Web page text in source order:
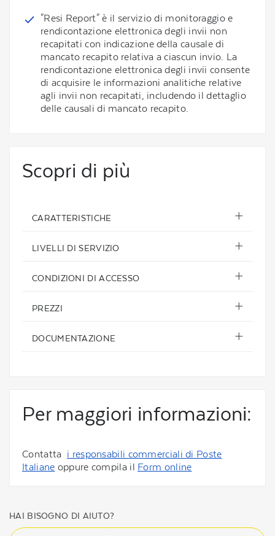
"Resi Report" è il servizio di monitoraggio e
rendicontazione elettronica degli invii non
recapitati con indicazione della causale di
mancato recapito relativa a ciascun invio. La
rendicontazione elettronica degli invii consente
di acquisire le informazioni analitiche relative
agli invii non recapitati, includendo il dettaglio
delle causali di mancato recapito.
Scopri di più
CARATTERISTICHE
LIVELLI DI SERVIZIO
CONDIZIONI DI ACCESSO
PREZZI
DOCUMENTAZIONE
Per maggiori informazioni:
Contatta i responsabili commerciali di Poste
Italiane oppure compila il Form online
HAI BISOGNO DI AIUTO?